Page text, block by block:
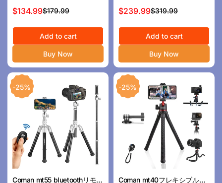
Heavy Duty Video Tripod
with Fluid Head | 17.6lbs
Load
セ
ー
ス
プ
ラ
イ
ス
$134.99
通
常
格
$179.99
Add to cart
Buy Now
び取り外し可能なモノポッド
を備えたComan LightH Proカ
ーボンファイバー三脚
セ
ー
ス
プ
ラ
イ
ス
$239.99
通
常
格
$319.99
Add to cart
Buy Now
Coman mt55 bluetoothリモコ
-25%
Coman mt40フレキシブル電
-25%